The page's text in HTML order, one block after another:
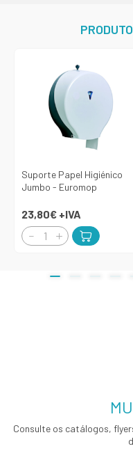
Suporte Papel Higiénico
Jumbo - Euromop
23,80€ +IVA
Consulte os catálogos,